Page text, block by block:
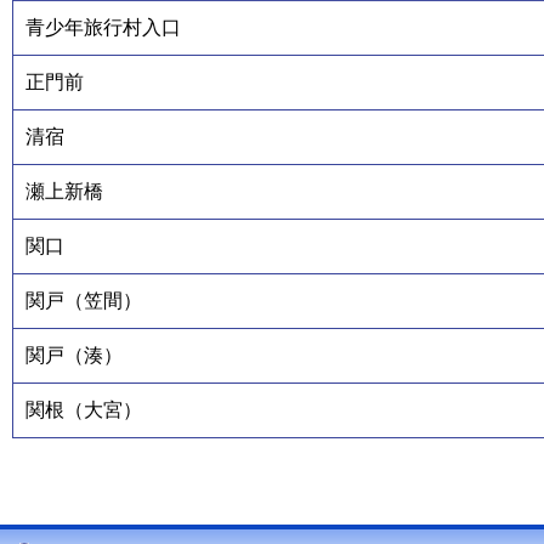
青少年旅行村入口
正門前
清宿
瀬上新橋
関口
関戸（笠間）
関戸（湊）
関根（大宮）